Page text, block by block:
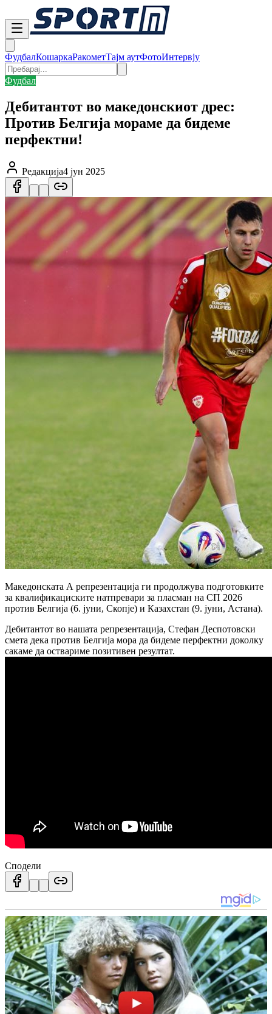
ФудбалКошаркаРакометТајм аутФотоИнтервју
Фудбал
Дебитантот во македонскиот дрес:
Против Белгија мораме да бидеме
перфектни!
Редакција4 јун 2025
Македонската А репрезентација ги продолжува подготовките
за квалификациските натпревари за пласман на СП 2026
против Белгија (6. јуни, Скопје) и Казахстан (9. јуни, Астана).
Дебитантот во нашата репрезентација, Стефан Деспотовски
смета дека против Белгија мора да бидеме перфектни доколку
сакаме да оствариме позитивен резултат.
Сподели